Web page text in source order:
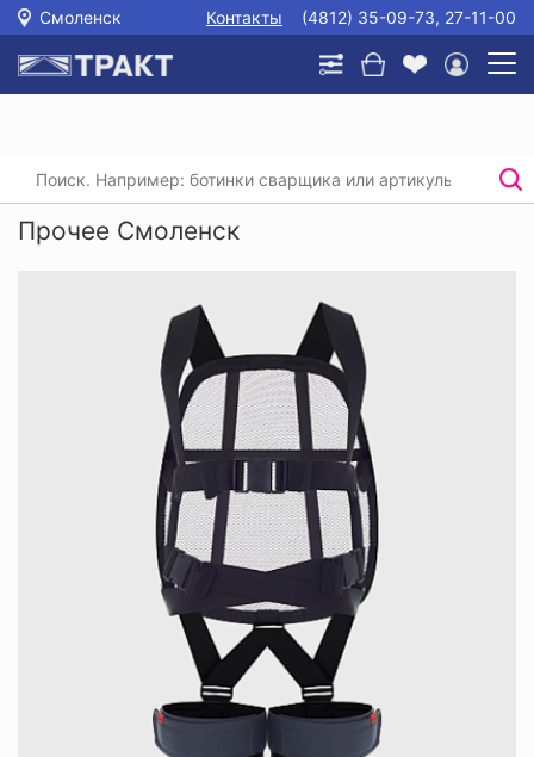
Смоленск Контакты (4812) 35-09-73, 27-11-00
Главная / /
Прочее Смоленск